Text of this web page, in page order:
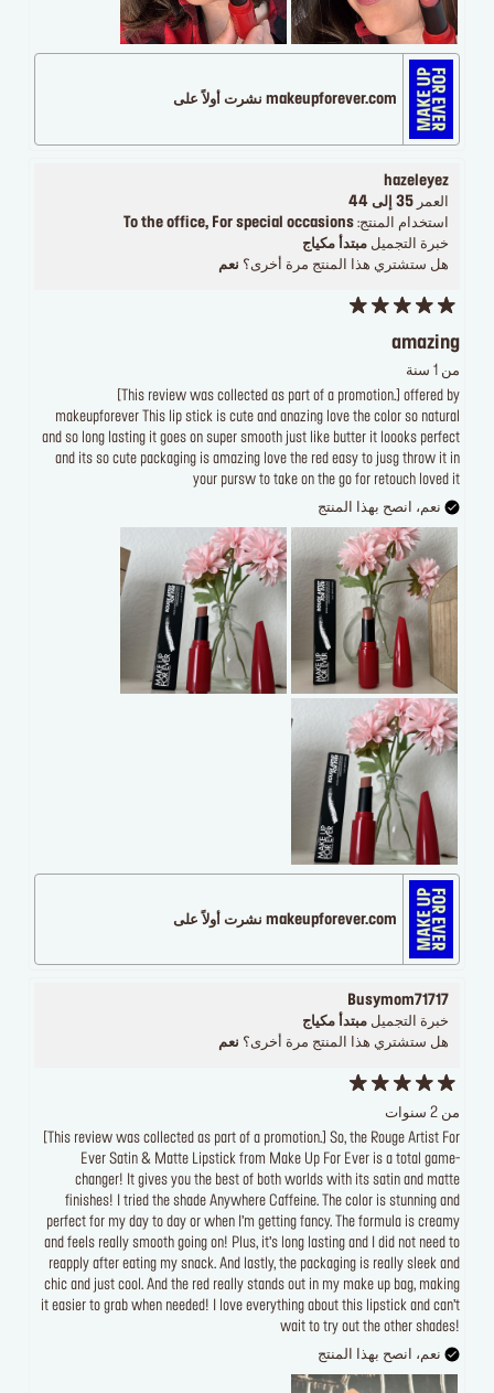
makeupforever.com نشرت أولاً على
hazeleyez
العمر 35 إلى 44
استخدام المنتج: To the office, For special occasions
خبرة التجميل مبتدأ مكياج
هل ستشتري هذا المنتج مرة أخرى؟ نعم
amazing
من 1 سنة
[This review was collected as part of a promotion.] offered by
makeupforever This lip stick is cute and anazing love the color so natural
and so long lasting it goes on super smooth just like butter it loooks perfect
and its so cute packaging is amazing love the red easy to jusg throw it in
your pursw to take on the go for retouch loved it
نعم، انصح بهذا المنتج
makeupforever.com نشرت أولاً على
Busymom71717
خبرة التجميل مبتدأ مكياج
هل ستشتري هذا المنتج مرة أخرى؟ نعم
من 2 سنوات
[This review was collected as part of a promotion.] So, the Rouge Artist For
Ever Satin & Matte Lipstick from Make Up For Ever is a total game-
changer! It gives you the best of both worlds with its satin and matte
finishes! I tried the shade Anywhere Caffeine. The color is stunning and
perfect for my day to day or when I’m getting fancy. The formula is creamy
and feels really smooth going on! Plus, it’s long lasting and I did not need to
reapply after eating my snack. And lastly, the packaging is really sleek and
chic and just cool. And the red really stands out in my make up bag, making
it easier to grab when needed! I love everything about this lipstick and can’t
wait to try out the other shades!
نعم، انصح بهذا المنتج